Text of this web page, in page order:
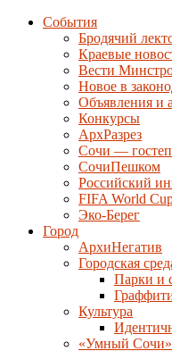
События
Бродячий
Краевые
Вести
Новое в
Объявления и
Конкурсы
АрхРазрез
Сочи —
СочиПешком
Российский
FIFA World
Эко-Берег
Город
АрхиНегатив
Городская
Парки и
Культура
«Умный Сочи»